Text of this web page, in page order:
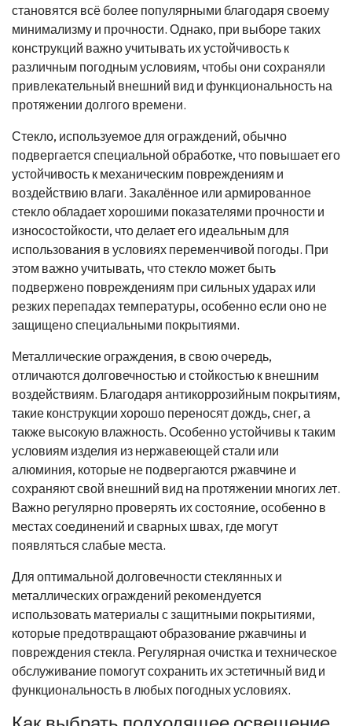
становятся всё более популярными благодаря своему
минимализму и прочности. Однако, при выборе таких
конструкций важно учитывать их устойчивость к
различным погодным условиям, чтобы они сохраняли
привлекательный внешний вид и функциональность на
протяжении долгого времени.
Стекло, используемое для ограждений, обычно
подвергается специальной обработке, что повышает его
устойчивость к механическим повреждениям и
воздействию влаги. Закалённое или армированное
стекло обладает хорошими показателями прочности и
износостойкости, что делает его идеальным для
использования в условиях переменчивой погоды. При
этом важно учитывать, что стекло может быть
подвержено повреждениям при сильных ударах или
резких перепадах температуры, особенно если оно не
защищено специальными покрытиями.
Металлические ограждения, в свою очередь,
отличаются долговечностью и стойкостью к внешним
воздействиям. Благодаря антикоррозийным покрытиям,
такие конструкции хорошо переносят дождь, снег, а
также высокую влажность. Особенно устойчивы к таким
условиям изделия из нержавеющей стали или
алюминия, которые не подвергаются ржавчине и
сохраняют свой внешний вид на протяжении многих лет.
Важно регулярно проверять их состояние, особенно в
местах соединений и сварных швах, где могут
появляться слабые места.
Для оптимальной долговечности стеклянных и
металлических ограждений рекомендуется
использовать материалы с защитными покрытиями,
которые предотвращают образование ржавчины и
повреждения стекла. Регулярная очистка и техническое
обслуживание помогут сохранить их эстетичный вид и
функциональность в любых погодных условиях.